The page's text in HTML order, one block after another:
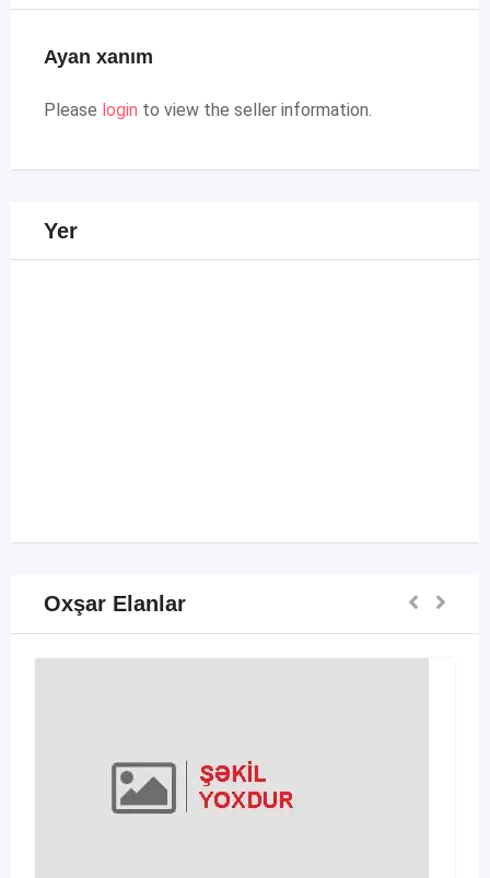
Ayan xanım
Please login to view the seller information.
Yer
Oxşar Elanlar